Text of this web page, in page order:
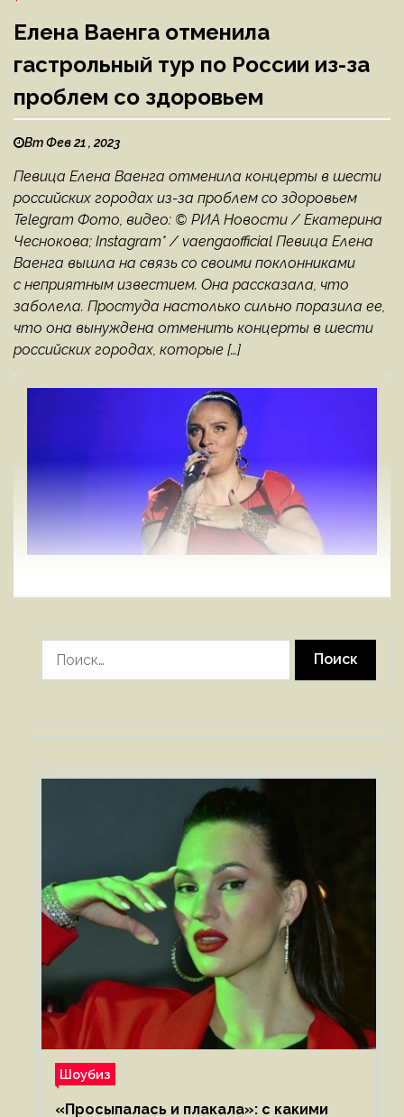
Елена Ваенга отменила
гастрольный тур по России из-за
проблем со здоровьем
Вт Фев 21 , 2023
Певица Елена Ваенга отменила концерты в шести
российских городах из-за проблем со здоровьем
Telegram Фото, видео: © РИА Новости / Екатерина
Чеснокова; Instagram* / vaengaofficial Певица Елена
Ваенга вышла на связь со своими поклонниками
с неприятным известием. Она рассказала, что
заболела. Простуда настолько сильно поразила ее,
что она вынуждена отменить концерты в шести
российских городах, которые […]
Шоубиз
«Просыпалась и плакала»: с какими